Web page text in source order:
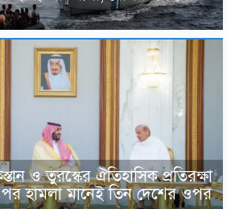
ও তুরস্কের ঐতিহাসিক প্রতিরক্ষা
হামলা মানেই তিন দেশের ওপর